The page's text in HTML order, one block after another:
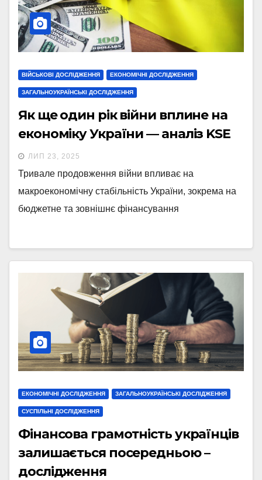
ВІЙСЬКОВІ ДОСЛІДЖЕННЯ ЕКОНОМІЧНІ ДОСЛІДЖЕННЯ
ЗАГАЛЬНОУКРАЇНСЬКІ ДОСЛІДЖЕННЯ
Як ще один рік війни вплине на
економіку України — аналіз KSE
ЛИП 23, 2025
Тривале продовження війни впливає на
макроекономічну стабільність України, зокрема на
бюджетне та зовнішнє фінансування
ЕКОНОМІЧНІ ДОСЛІДЖЕННЯ ЗАГАЛЬНОУКРАЇНСЬКІ ДОСЛІДЖЕННЯ
СУСПІЛЬНІ ДОСЛІДЖЕННЯ
Фінансова грамотність українців
залишається посередньою –
дослідження